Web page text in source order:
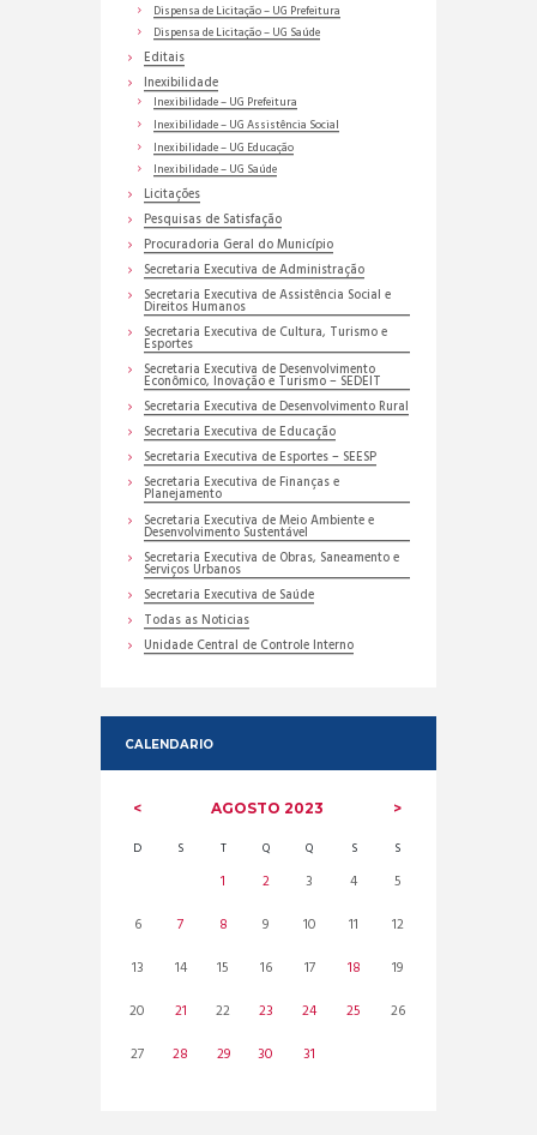
Dispensa de Licitação – UG Prefeitura
Dispensa de Licitação – UG Saúde
Editais
Inexibilidade
Inexibilidade – UG Prefeitura
Inexibilidade – UG Assistência Social
Inexibilidade – UG Educação
Inexibilidade – UG Saúde
Licitações
Pesquisas de Satisfação
Procuradoria Geral do Município
Secretaria Executiva de Administração
Secretaria Executiva de Assistência Social e
Direitos Humanos
Secretaria Executiva de Cultura, Turismo e
Esportes
Secretaria Executiva de Desenvolvimento
Econômico, Inovação e Turismo – SEDEIT
Secretaria Executiva de Desenvolvimento Rural
Secretaria Executiva de Educação
Secretaria Executiva de Esportes – SEESP
Secretaria Executiva de Finanças e
Planejamento
Secretaria Executiva de Meio Ambiente e
Desenvolvimento Sustentável
Secretaria Executiva de Obras, Saneamento e
Serviços Urbanos
Secretaria Executiva de Saúde
Todas as Noticias
Unidade Central de Controle Interno
CALENDARIO
AGOSTO2023
D S T Q Q S S
1 2 3 4
5
6
7 8 9 10 11
12
13
14 15 16 17 18
19
20
21 22 23 24 25
26
27
28 29 30 31